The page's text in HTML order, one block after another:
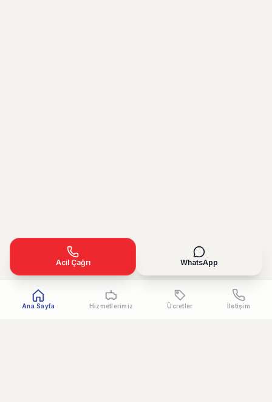
Ana Sayfa Hizmetlerimiz Ücretler İletişim
Acil Çağrı WhatsApp